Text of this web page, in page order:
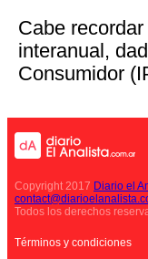
Cabe
interanual,
Consumidor
Copyright 2017 Diario el
Todos los derechos
Términos y condiciones